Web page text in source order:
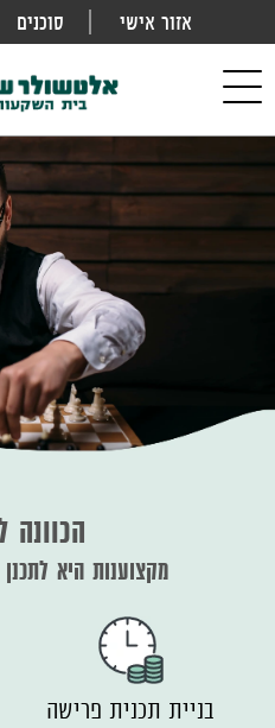
אזור אישי סוכנים
navigation
הכוונה
מקצוענות היא
בניית תכנית פרישה